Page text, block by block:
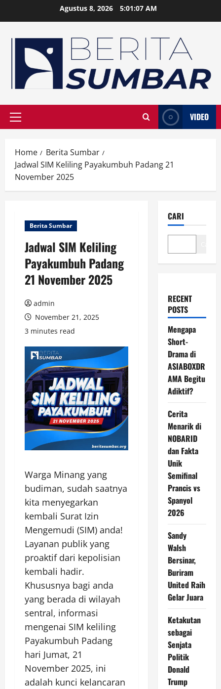
Agustus 8, 2026 5:01:08 AM
Primary
VIDEO
Home
Berita Sumbar
Jadwal SIM Keliling Payakumbuh Padang 21
November 2025
Berita Sumbar
Jadwal SIM Keliling
Payakumbuh Padang
21 November 2025
admin
November 21, 2025
3 minutes read
Warga Minang yang
budiman, sudah saatnya
kita menyegarkan
kembali Surat Izin
Mengemudi (SIM) anda!
Layanan publik yang
proaktif dari kepolisian
kembali hadir.
Khususnya bagi anda
yang berada di wilayah
sentral, informasi
mengenai SIM keliling
Payakumbuh Padang
hari Jumat, 21
November 2025, ini
adalah kunci kelancaran
CARI
RECENT
POSTS
Mengapa
Short-
Drama di
ASIABOXDR
AMA Begitu
Adiktif?
Cerita
Menarik di
NOBARID
dan Fakta
Unik
Semifinal
Prancis vs
Spanyol
2026
Sandy
Walsh
Bersinar,
Buriram
United Raih
Gelar Juara
Ketakutan
sebagai
Senjata
Politik
Donald
Trump